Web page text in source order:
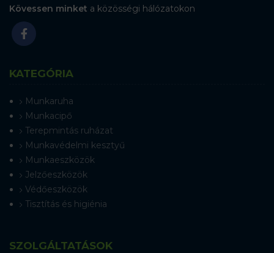
Kövessen minket a közösségi hálózatokon
KATEGÓRIA
Munkaruha
Munkacipő
Terepmintás ruházat
Munkavédelmi kesztyű
Munkaeszközök
Jelzőeszközök
Védőeszközök
Tisztítás és higiénia
SZOLGÁLTATÁSOK